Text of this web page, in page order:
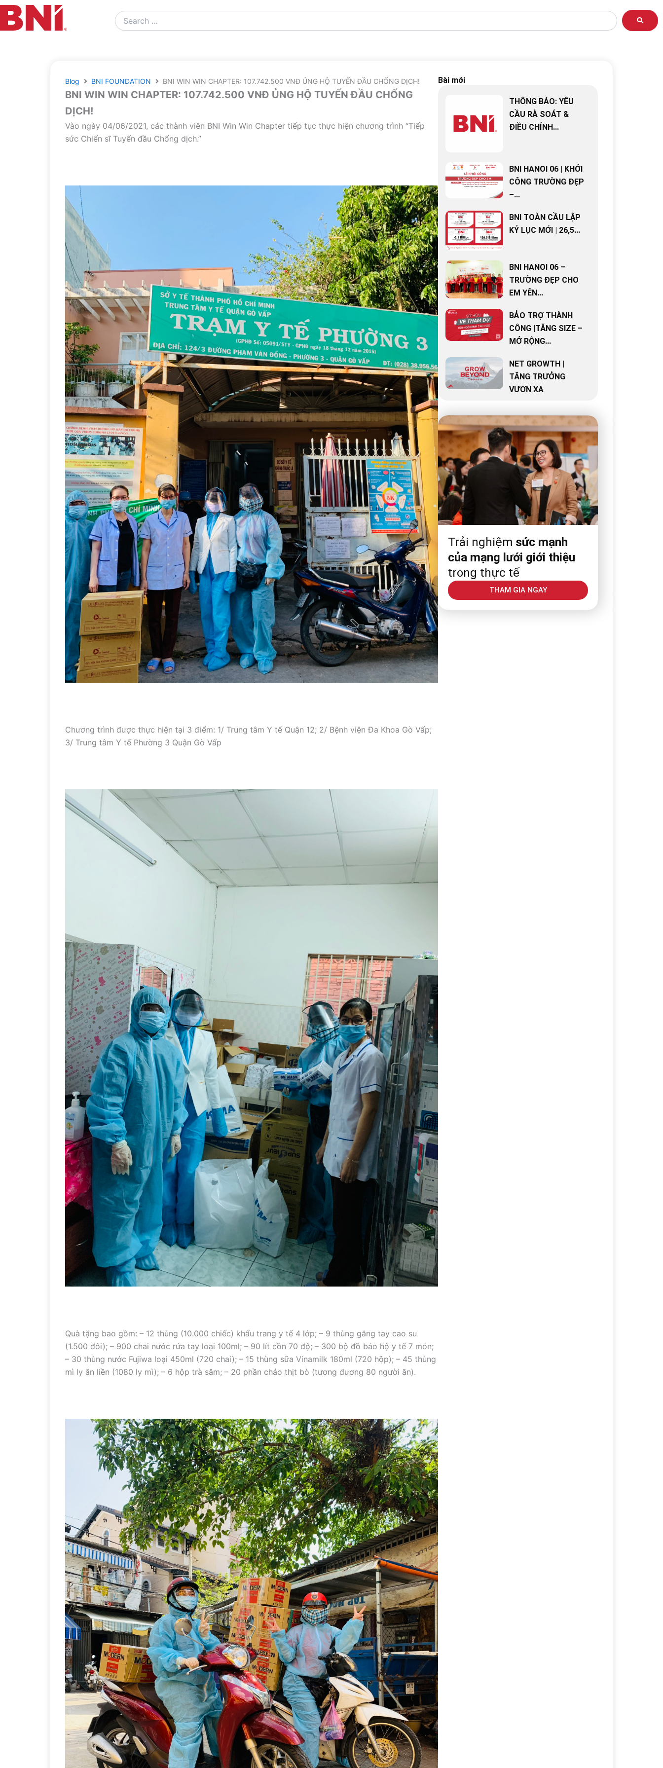
Search
…
Blog BNI FOUNDATION BNI WIN WIN CHAPTER: 107.742.500 VNĐ ỦNG HỘ TUYẾN ĐẦU CHỐNG DỊCH!
BNI WIN WIN CHAPTER: 107.742.500 VNĐ ỦNG HỘ TUYẾN ĐẦU CHỐNG
DỊCH!
Vào ngày 04/06/2021, các thành viên BNI Win Win Chapter tiếp tục thực hiện chương trình “Tiếp
sức Chiến sĩ Tuyến đầu Chống dịch.”
Chương trình được thực hiện tại 3 điểm: 1/ Trung tâm Y tế Quận 12; 2/ Bệnh viện Đa Khoa Gò Vấp;
3/ Trung tâm Y tế Phường 3 Quận Gò Vấp
Quà tặng bao gồm: – 12 thùng (10.000 chiếc) khẩu trang y tế 4 lớp; – 9 thùng găng tay cao su
(1.500 đôi); – 900 chai nước rửa tay loại 100ml; – 90 lít cồn 70 độ; – 300 bộ đồ bảo hộ y tế 7 món;
– 30 thùng nước Fujiwa loại 450ml (720 chai); – 15 thùng sữa Vinamilk 180ml (720 hộp); – 45 thùng
mì ly ăn liền (1080 ly mì); – 6 hộp trà sâm; – 20 phần cháo thịt bò (tương đương 80 người ăn).
Bài mới
THÔNG BÁO: YÊU
CẦU RÀ SOÁT &
ĐIỀU CHỈNH...
BNI HANOI 06 | KHỞI
CÔNG TRƯỜNG ĐẸP
–...
BNI TOÀN CẦU LẬP
KỶ LỤC MỚI | 26,5...
BNI HANOI 06 –
TRƯỜNG ĐẸP CHO
EM YÊN...
BẢO TRỢ THÀNH
CÔNG |TĂNG SIZE –
MỞ RỘNG...
NET GROWTH |
TĂNG TRƯỞNG
VƯƠN XA
Trải nghiệm sức mạnh
của mạng lưới giới thiệu
trong thực tế
THAM GIA NGAY